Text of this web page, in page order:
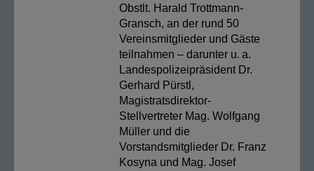
Obstlt. Harald Trottmann-
Gransch, an der rund 50
Vereinsmitglieder und Gäste
teilnahmen – darunter u. a.
Landespolizeipräsident Dr.
Gerhard Pürstl,
Magistratsdirektor-
Stellvertreter Mag. Wolfgang
Müller und die
Vorstandsmitglieder Dr. Franz
Kosyna und Mag. Josef